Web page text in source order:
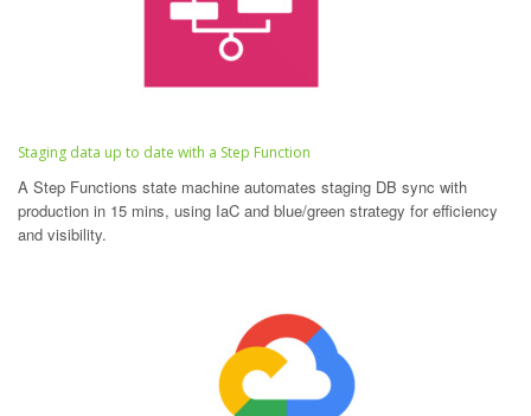
Staging data up to date with a Step Function
A Step Functions state machine automates staging DB sync with
production in 15 mins, using IaC and blue/green strategy for efficiency
and visibility.